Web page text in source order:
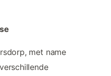
met name